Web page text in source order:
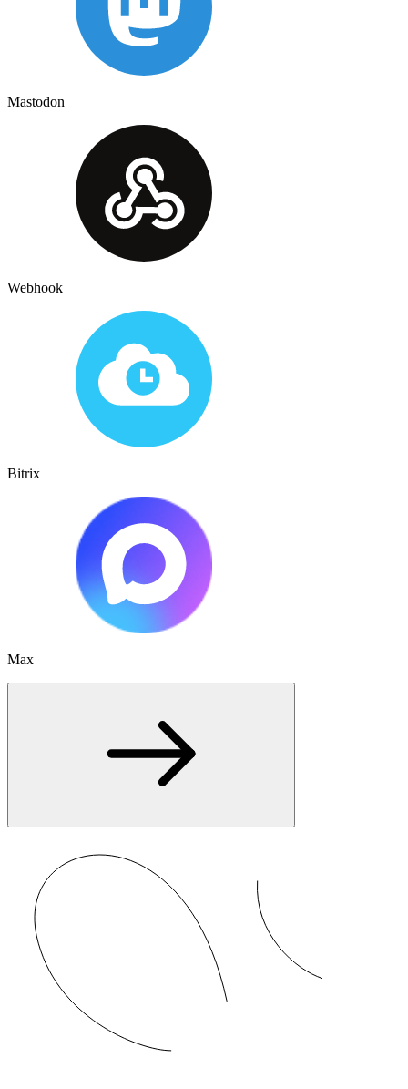
Mastodon
Webhook
Bitrix
Max